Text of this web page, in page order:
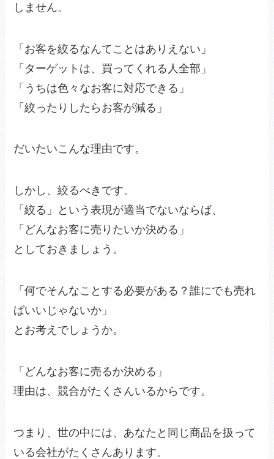
しません。
「お客を絞るなんてことはありえない」
「ターゲットは、買ってくれる人全部」
「うちは色々なお客に対応できる」
「絞ったりしたらお客が減る」
だいたいこんな理由です。
しかし、絞るべきです。
「絞る」という表現が適当でないならば、
「どんなお客に売りたいか決める」
としておきましょう。
「何でそんなことする必要がある？誰にでも売れ
ばいいじゃないか」
とお考えでしょうか。
「どんなお客に売るか決める」
理由は、競合がたくさんいるからです。
つまり、世の中には、あなたと同じ商品を扱って
いる会社がたくさんあります。